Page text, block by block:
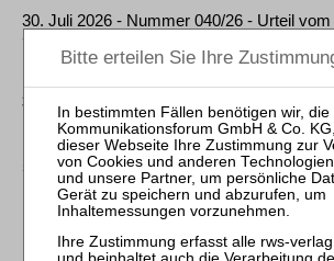
30. Juli 2026 - Nummer 040/26 - Urteil
7/24 Mit Urteil vom 22.04.2026 – III R …
30.07.2026
BVerfG: Mündliche Verhandlung in
steuer – Verschonung von
Dienstag, den 13. Oktober 2026, 10.00 Uhr
Pressemitteilung Nr. 49/2026 vom
Der Erste Senat des …